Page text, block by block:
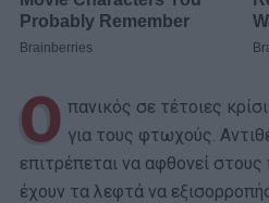
Ο πανικός σε τέτοιες
για τους φτωχούς.
επιτρέπεται να αφθονεί στους
έχουν τα λεφτά να